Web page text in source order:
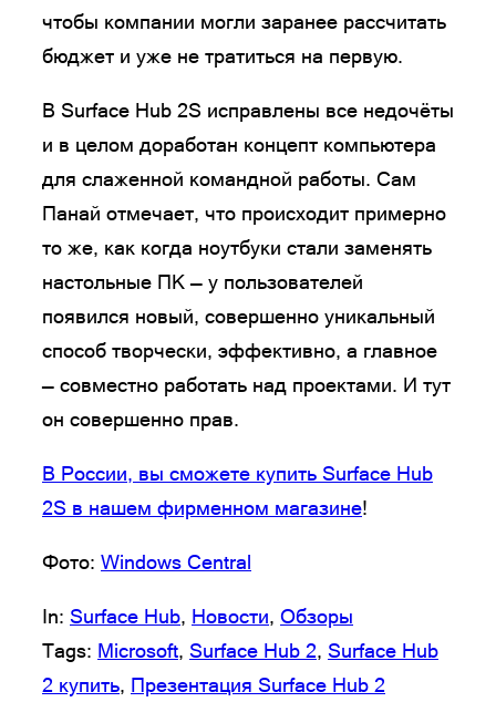
чтобы компании могли заранее рассчитать
бюджет и уже не тратиться на первую.
В Surface Hub 2S исправлены все недочёты
и в целом доработан концепт компьютера
для слаженной командной работы. Сам
Панай отмечает, что происходит примерно
то же, как когда ноутбуки стали заменять
настольные ПК — у пользователей
появился новый, совершенно уникальный
способ творчески, эффективно, а главное
— совместно работать над проектами. И тут
он совершенно прав.
В России, вы сможете купить Surface Hub
2S в нашем фирменном магазине!
Фото: Windows Central
In: Surface Hub, Новости, Обзоры
Tags: Microsoft, Surface Hub 2, Surface Hub
2 купить, Презентация Surface Hub 2